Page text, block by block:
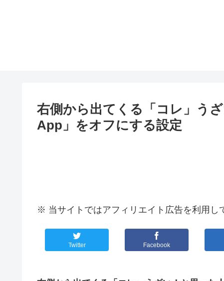
右側から出てくる「コレ」う
App」をオフにする設定
※ 当サイトではアフィリエイト広告を利用し
Twitter Facebook